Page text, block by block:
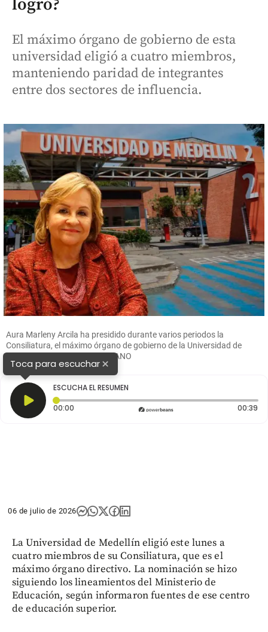
logró?
El máximo órgano de gobierno de esta
universidad eligió a cuatro miembros,
manteniendo paridad de integrantes
entre dos sectores de influencia.
Aura Marleny Arcila ha presidido durante varios periodos la
Consiliatura, el máximo órgano de gobierno de la Universidad de
Medellín. FOTO: EL COLOMBIANO
Toca para escuchar×
ESCUCHA EL RESUMEN
00:00 Tiempo transcurrido: 0 segundos 00:39
06 de julio de 2026
La Universidad de Medellín eligió este lunes a
cuatro miembros de su Consiliatura, que es el
máximo órgano directivo. La nominación se hizo
siguiendo los lineamientos del Ministerio de
Educación, según informaron fuentes de ese centro
de educación superior.